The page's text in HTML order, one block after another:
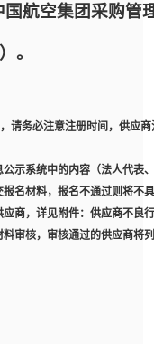
航空集团采购
。
请务必注意注册时间，供应
公示系统中的内容（法人代
名材料，报名不通过则将不
应商，详见附件：供应商不
料审核，审核通过的供应商